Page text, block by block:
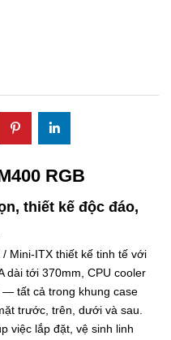
RGB
thiết kế độc đáo,
Mini-ITX thiết kế tinh tế với
dài tới 370mm, CPU cooler
tất cả trong khung case
trước, trên, dưới và sau.
việc lắp đặt, vệ sinh linh